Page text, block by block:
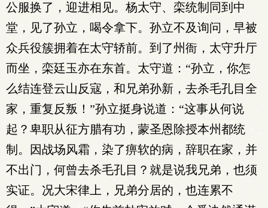
公服换了，迎进相见。杨太守、栾统制同到中
堂，见了孙立，喝令拿下。孙立不及询问，早被
众兵役簇拥着在太守轿前。到了州衙，太守升厅
而坐，栾廷玉亦在东首。太守道：“孙立，你怎
么结连登云山反寇，和兄弟孙新，去杀毛孔目全
家，重复反叛！”孙立挺身说道：“这事从何说
起？卑职从征方腊有功，蒙圣恩除授本州都统
制。因战场风霜，染了痹软的病，辞职在家，并
不出门，何曾去杀毛孔目？就是说我兄弟，也须
实证。况大宋律上，兄弟分居的，也连累不